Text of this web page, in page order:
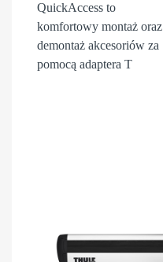
QuickAccess to
komfortowy montaż oraz
demontaż akcesoriów za
pomocą adaptera T